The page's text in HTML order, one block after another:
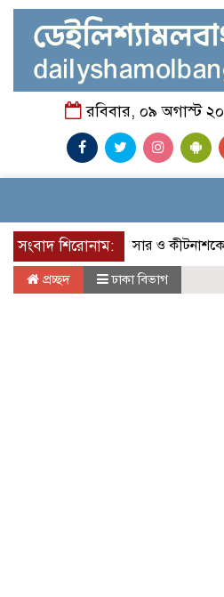
রবিবার, ০৯ অগাস্ট
সংবাদ শিরোনাম:
মাগুরার শ্রীপুরে ২টি সার ও কীটনাশকের
প্রচ্ছদ ঢাকা বিভাগ